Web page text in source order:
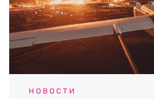
НОВОСТИ